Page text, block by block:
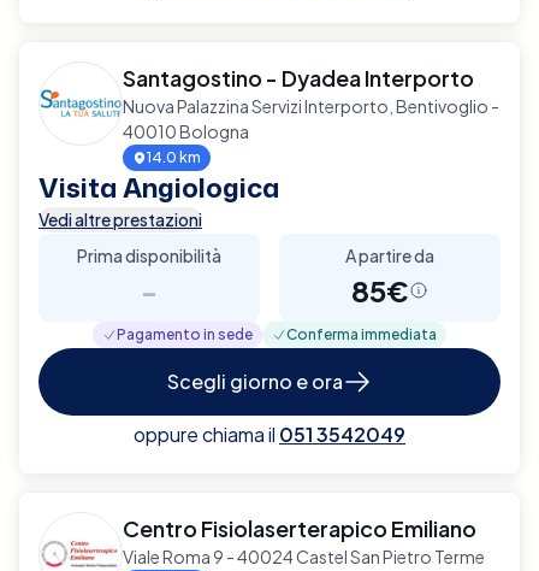
Santagostino - Dyadea Interporto
Nuova Palazzina Servizi Interporto, Bentivoglio -
40010 Bologna
14.0 km
Visita Angiologica
Vedi altre prestazioni
Prima disponibilità
-
A partire da
85€
Pagamento in sede Conferma immediata
Scegli giorno e ora
oppure chiama il 051 3542049
Centro Fisiolaserterapico Emiliano
Viale Roma 9 - 40024 Castel San Pietro Terme